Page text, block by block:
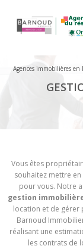
Agences immobilières en
Vous êtes
souhaitez mettre en
pour vous. Notre
gestion
location et de gérer
Barnoud
réalisant une
les contrats de